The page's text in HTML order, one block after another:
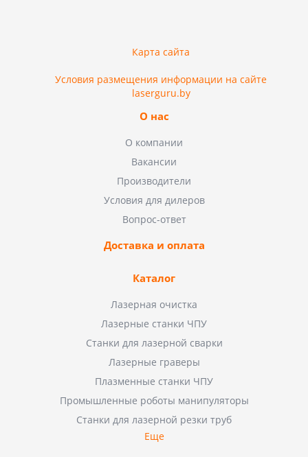
Карта сайта
Условия размещения информации на сайте
laserguru.by
О нас
О компании
Вакансии
Производители
Условия для дилеров
Вопрос-ответ
Доставка и оплата
Каталог
Лазерная очистка
Лазерные станки ЧПУ
Станки для лазерной сварки
Лазерные граверы
Плазменные станки ЧПУ
Промышленные роботы манипуляторы
Станки для лазерной резки труб
Еще